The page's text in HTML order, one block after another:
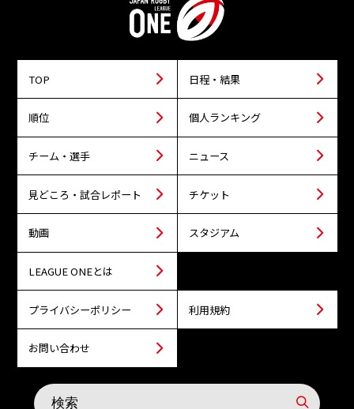
TOP 日程・結果
順位 個人ランキング
チーム・選手 ニュース
見どころ・試合レポート チケット
動画 スタジアム
LEAGUE ONEとは
プライバシーポリシー 利用規約
お問い合わせ